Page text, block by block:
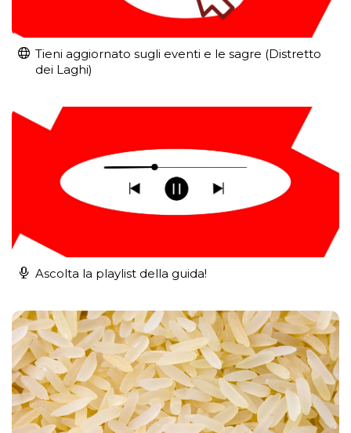
Tieni aggiornato sugli eventi e le sagre (Distretto
dei Laghi)
Ascolta la playlist della guida!